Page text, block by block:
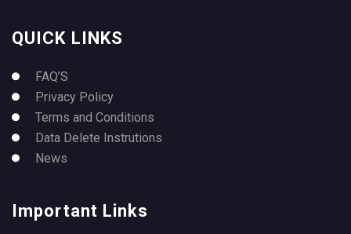
QUICK LINKS
FAQ’S
Privacy Policy
Terms and Conditions
Data Delete Instrutions
News
Important Links